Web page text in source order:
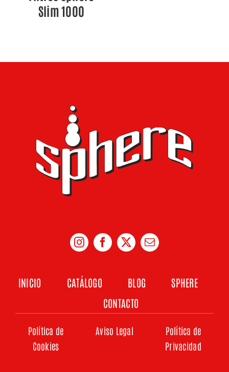
Slim 1000
INICIO CATÁLOGO BLOG
SPHERE
CONTACTO
Política de
Cookies
Aviso Legal
Política de
Privacidad